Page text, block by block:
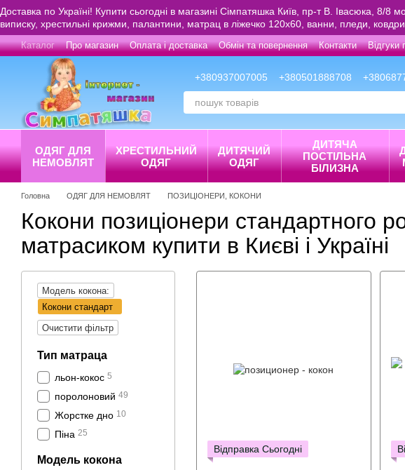
Перейти до основного контенту
Доставка по Україні! Купити сьогодні в магазині Сімпатяшка Київ, пр-т В. Івасюка,
виписку, хрестильні крижми, палантини, матрац в ліжечко 120х60, ванни, пледи,
Каталог Про магазин Оплата і доставка Обмін та повернення Контакти Відгуки
+380937007005 +380501888708
ОДЯГ ДЛЯ
НЕМОВЛЯТ
ХРЕСТИЛЬНИЙ
ОДЯГ
ДИТЯЧИЙ
ОДЯГ
ДИТЯЧА
ПОСТІЛЬНА
БІЛИЗНА
Головна ОДЯГ ДЛЯ НЕМОВЛЯТ ПОЗИЦІОНЕРИ, КОКОНИ
Кокони позиціонери стандартного
матрасиком купити в Києві і Україні
Відправка Сьогодні
Модель кокона:
Кокони стандарт
Очистити фільтр
Тип матраца
льон-кокос 5
поролоновий 49
Жорстке дно 10
Піна 25
Модель кокона